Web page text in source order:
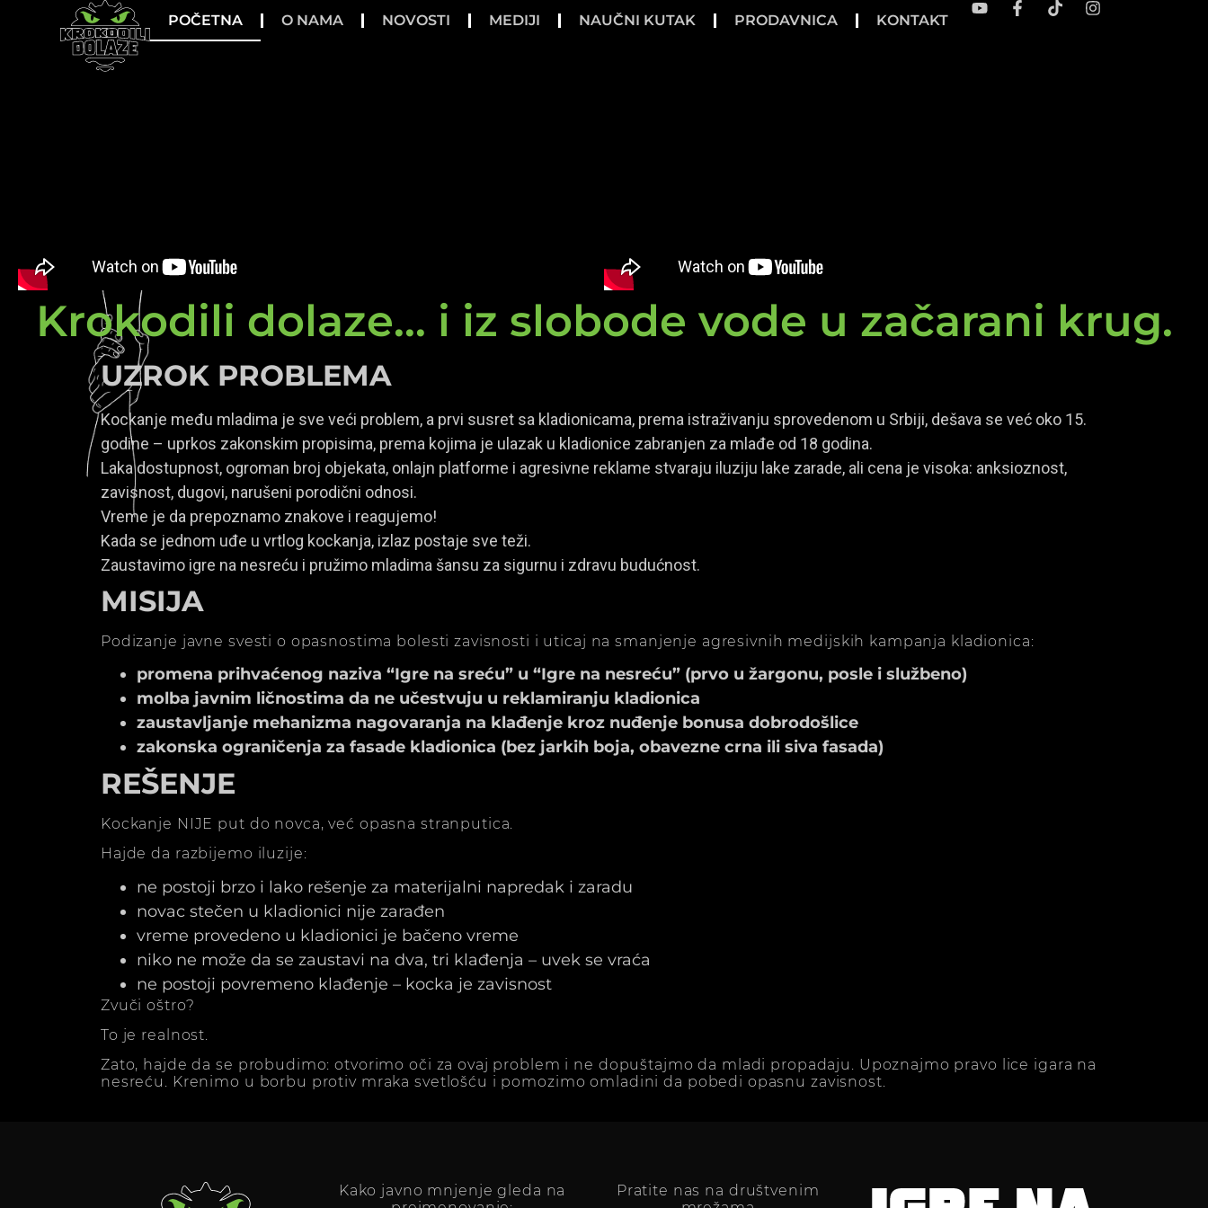
POČETNA O NAMA NOVOSTI MEDIJI NAUČNI KUTAK PRODAVNICA KONTAKT
Krokodili dolaze... i iz slobode vode u začarani krug.
UZROK PROBLEMA
Kockanje među mladima je sve veći problem, a prvi susret sa kladionicama, prema istraživanju sprovedenom u Srbiji, dešava se već oko 15.
godine – uprkos zakonskim propisima, prema kojima je ulazak u kladionice zabranjen za mlađe od 18 godina.
Laka dostupnost, ogroman broj objekata, onlajn platforme i agresivne reklame stvaraju iluziju lake zarade, ali cena je visoka: anksioznost,
zavisnost, dugovi, narušeni porodični odnosi.
Vreme je da prepoznamo znakove i reagujemo!
Kada se jednom uđe u vrtlog kockanja, izlaz postaje sve teži.
Zaustavimo igre na nesreću i pružimo mladima šansu za sigurnu i zdravu budućnost.
MISIJA
Podizanje javne svesti o opasnostima bolesti zavisnosti i uticaj na smanjenje agresivnih medijskih kampanja kladionica:
promena prihvaćenog naziva “Igre na sreću” u “Igre na nesreću” (prvo u žargonu, posle i službeno)
molba javnim ličnostima da ne učestvuju u reklamiranju kladionica
zaustavljanje mehanizma nagovaranja na klađenje kroz nuđenje bonusa dobrodošlice
zakonska ograničenja za fasade kladionica (bez jarkih boja, obavezne crna ili siva fasada)
REŠENJE
Kockanje NIJE put do novca, već opasna stranputica.
Hajde da razbijemo iluzije:
ne postoji brzo i lako rešenje za materijalni napredak i zaradu
novac stečen u kladionici nije zarađen
vreme provedeno u kladionici je bačeno vreme
niko ne može da se zaustavi na dva, tri klađenja – uvek se vraća
ne postoji povremeno klađenje – kocka je zavisnost
Zvuči oštro?
To je realnost.
Zato, hajde da se probudimo: otvorimo oči za ovaj problem i ne dopuštajmo da mladi propadaju. Upoznajmo pravo lice igara na
nesreću. Krenimo u borbu protiv mraka svetlošću i pomozimo omladini da pobedi opasnu zavisnost.
Kako javno mnjenje gleda na
Pratite nas na društvenim